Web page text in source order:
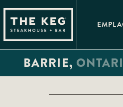
note:
This
website
an
accessibility
Control-
BARRIE,